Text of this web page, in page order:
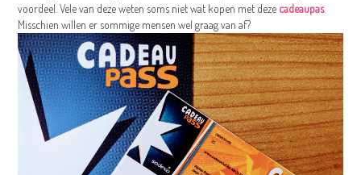
voordeel. Vele van deze weten soms niet wat kopen met deze cadeaupas.
Misschien willen er sommige mensen wel graag van af?